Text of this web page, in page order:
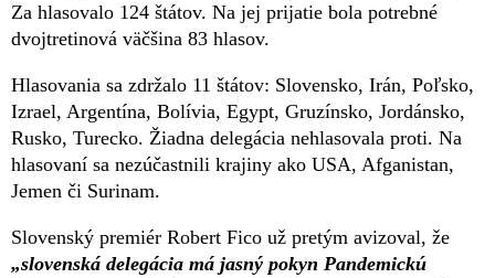
Za hlasovalo 124 štátov. Na jej prijatie bola potrebné
dvojtretinová väčšina 83 hlasov.
Hlasovania sa zdržalo 11 štátov: Slovensko, Irán, Poľsko,
Izrael, Argentína, Bolívia, Egypt, Gruzínsko, Jordánsko,
Rusko, Turecko. Žiadna delegácia nehlasovala proti. Na
hlasovaní sa nezúčastnili krajiny ako USA, Afganistan,
Jemen či Surinam.
Slovenský premiér Robert Fico už pretým avizoval, že
„slovenská delegácia má jasný pokyn Pandemickú